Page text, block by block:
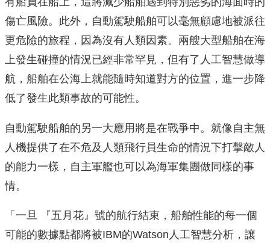
傷亡風險。此外，自動駕駛船舶可以毫無顧慮地被派往
更危險的旅程，因為沒有人類因素。兩艘大型船舶在海
上發生碰撞的情況已經非常罕見，但有了人工智慧做導
航，船舶在公海上就能隨時知道對方的位置，進一步降
低了發生此類事故的可能性。
自動駕駛船舶的另一大應用將是在戰爭中。就像自主無
人機提供了在不危及人類飛行員生命的情況下打擊敵人
的能力一樣，自主軍艦也可以為海軍集團做同樣的事
情。
「一旦 『五月花』號的航行結束，船舶性能的每一個
可能的數據點都將被IBM的Watson人工智慧分析，讓